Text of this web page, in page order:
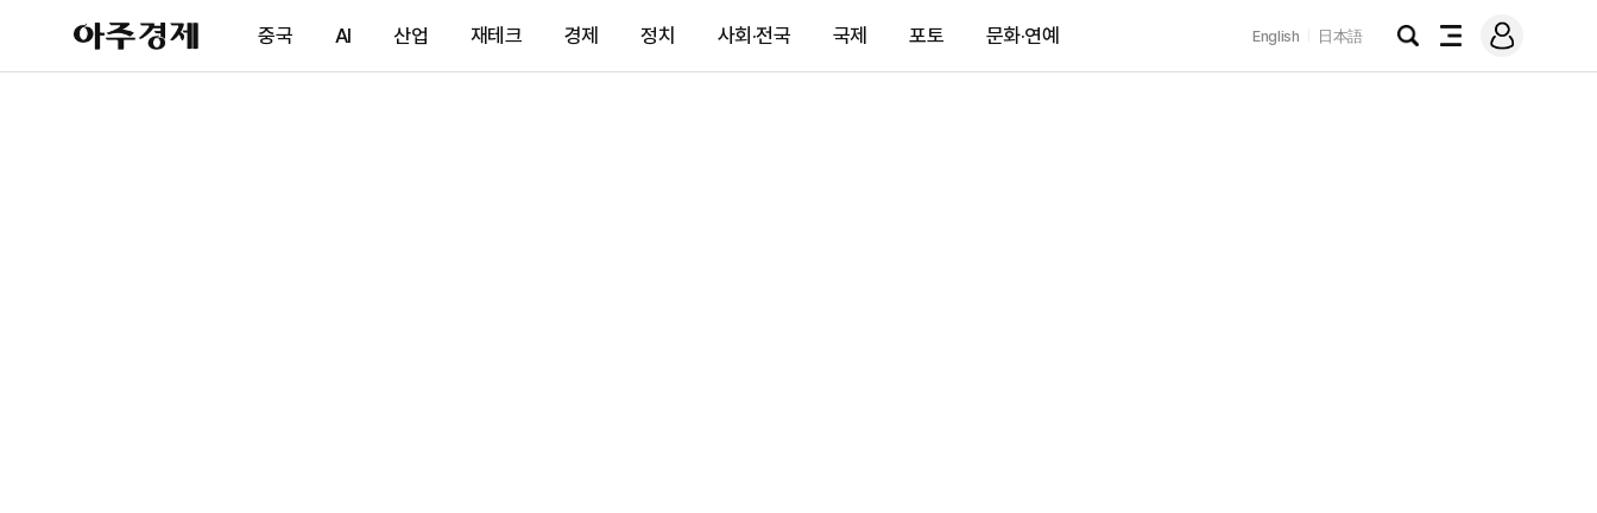
아
주
제
중국 AI 산업 재테크 경제 정치 사회·전국 국제 포토 문화·연예 English 日本語
검
전
메
그